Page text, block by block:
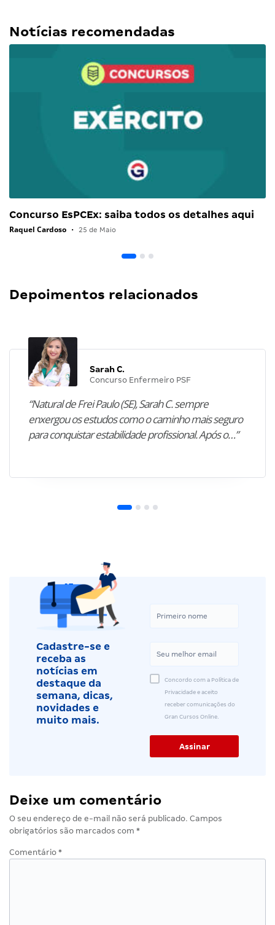
Notícias recomendadas
Concurso EsPCEx: saiba todos os detalhes aqui
Raquel Cardoso • 25 de Maio
Depoimentos relacionados
Sarah C.
Concurso Enfermeiro PSF
“Natural de Frei Paulo (SE), Sarah C. sempre
enxergou os estudos como o caminho mais seguro
para conquistar estabilidade profissional. Após o…”
Cadastre-se e
receba as
notícias em
destaque da
semana, dicas,
novidades e
muito mais.
Concordo com a Política de
Privacidade e aceito
receber comunicações do
Gran Cursos Online.
Deixe um comentário
O seu endereço de e-mail não será publicado. Campos
obrigatórios são marcados com *
Comentário *